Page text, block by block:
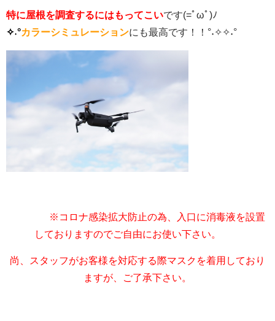
特に屋根を調査するにはもってこいです(=ﾟωﾟ)ﾉ
✧˖°カラーシミュレーションにも最高です！！°˖✧✧˖°
※コロナ感染拡大防止の為、入口に消毒液を設置
しておりますのでご自由にお使い下さい。
尚、スタッフがお客様を対応する際マスクを着用しており
ますが、ご了承下さい。